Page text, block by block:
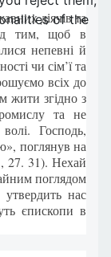
діячів та
тим, щоб в
непевні й
чи сім’ї та
всіх до
жити згідно з
та не
Господь,
поглянув на
27. 31). Нехай
поглядом
нас
єпископи в
of the